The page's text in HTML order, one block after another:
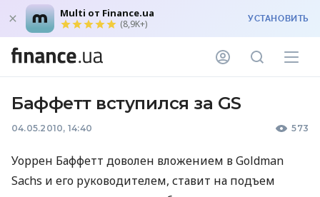
Multi от Finance.ua
(8,9K+) УСТАНОВИТЬ
Баффетт вступился за GS
04.05.2010, 14:40 573
Уоррен Баффетт доволен вложением в Goldman
Sachs и его руководителем, ставит на подъем